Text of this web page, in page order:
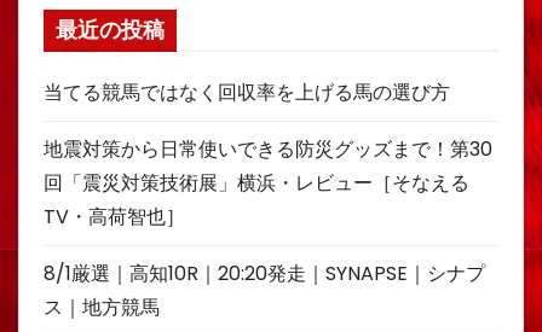
最近の投稿
当てる競馬ではなく回収率を上げる馬の選び方
地震対策から日常使いできる防災グッズまで！第30
回「震災対策技術展」横浜・レビュー［そなえる
TV・高荷智也］
8/1厳選｜高知10R｜20:20発走｜SYNAPSE｜シナプ
ス｜地方競馬